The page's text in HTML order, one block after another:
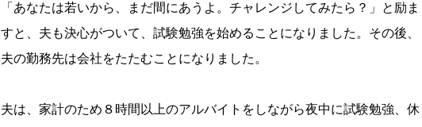
「あなたは若いから、まだ間にあうよ。チャレンジしてみたら？」と励ま
すと、夫も決心がついて、試験勉強を始めることになりました。その後、
夫の勤務先は会社をたたむことになりました。
夫は、家計のため８時間以上のアルバイトをしながら夜中に試験勉強、休